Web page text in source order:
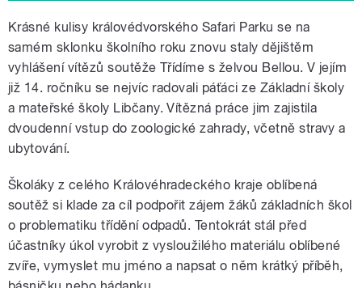
Krásné kulisy královédvorského Safari Parku se na
samém sklonku školního roku znovu staly dějištěm
vyhlášení vítězů soutěže Třídíme s želvou Bellou. V jejím
již 14. ročníku se nejvíc radovali páťáci ze Základní školy
a mateřské školy Libčany. Vítězná práce jim zajistila
dvoudenní vstup do zoologické zahrady, včetně stravy a
ubytování.
Školáky z celého Královéhradeckého kraje oblíbená
soutěž si klade za cíl podpořit zájem žáků základních škol
o problematiku třídění odpadů. Tentokrát stál před
účastníky úkol vyrobit z vysloužilého materiálu oblíbené
zvíře, vymyslet mu jméno a napsat o něm krátký příběh,